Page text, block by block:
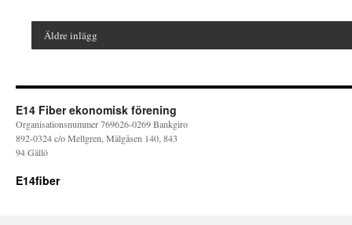
Äldre inlägg
E14 Fiber ekonomisk förening
Organisationsnummer 769626-0269 Bankgiro
892-0324 c/o Mellgren, Mälgåsen 140, 843
94 Gällö
E14fiber